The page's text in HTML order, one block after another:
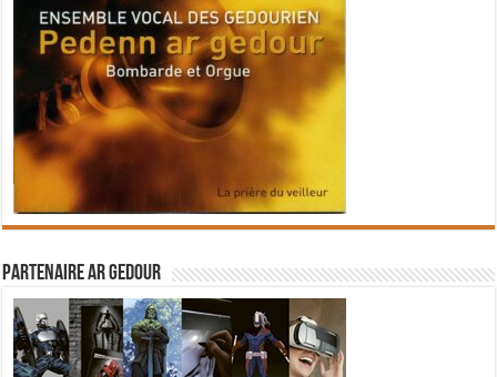
Partenaire Ar Gedour